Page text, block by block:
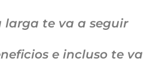
larga te va a seguir
e incluso te va